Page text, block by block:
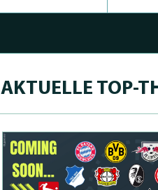
AKTUELLE TOP-